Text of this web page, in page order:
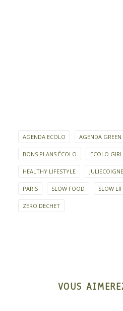
AGENDA ECOLO AGENDA GREEN
BONS PLANS ÉCOLO ECOLO GIRL
HEALTHY LIFESTYLE
PARIS SLOW FOOD SLOW
ZERO DECHET
VOUS